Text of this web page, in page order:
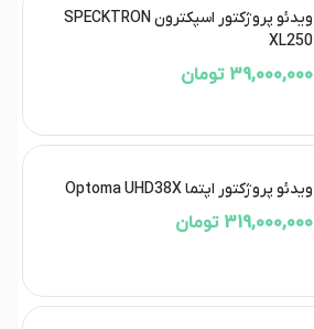
ویدئو پروژکتور اسپکترون SPECKTRON
XL250
39,000,000 تومان
ویدئو پروژکتور اپتما Optoma UHD38X
319,000,000 تومان